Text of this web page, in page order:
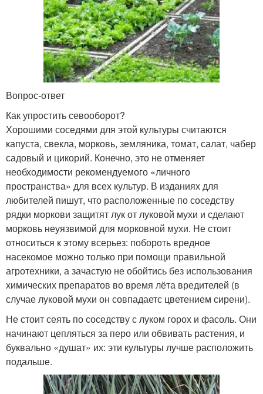
Вопрос-ответ
Как упростить севооборот?
Хорошими соседями для этой культуры считаются
капуста, свекла, морковь, земляника, томат, салат, чабер
садовый и цикорий. Конечно, это не отменяет
необходимости рекомендуемого «личного
пространства» для всех культур. В изданиях для
любителей пишут, что расположенные по соседству
рядки моркови защитят лук от луковой мухи и сделают
морковь неуязвимой для морковной мухи. Не стоит
относиться к этому всерьез: побороть вредное
насекомое можно только при помощи правильной
агротехники, а зачастую не обойтись без использования
химических препаратов во время лёта вредителей (в
случае луковой мухи он совпадаетс цветением сирени).
Не стоит сеять по соседству с луком горох и фасоль. Они
начинают цепляться за перо или обвивать растения, и
буквально «душат» их: эти культуры лучше расположить
подальше.